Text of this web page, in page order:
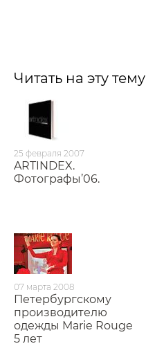
Читать на эту тему
25 февраля 2007
ARTINDEX.
Фотографы’06.
07 марта 2008
Петербургскому
производителю
одежды Marie Rouge
5 лет